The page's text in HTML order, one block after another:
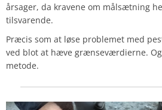
årsager, da kravene om målsætning
tilsvarende.
Præcis som at løse problemet med
ved blot at hæve grænseværdierne.
metode.